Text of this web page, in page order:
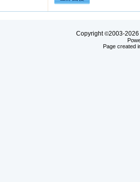
Copyright©2003-2026
Page created